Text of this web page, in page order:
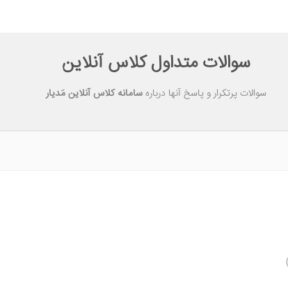
سوالات متداول کلاس آنلاین
سوالات پرتکرار و پاسخ آنها دربارهسامانه کلاس آنلاین مَدیار